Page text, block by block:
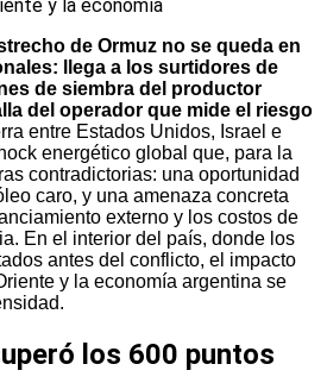
de Ormuz no se queda en
llega a los surtidores de
de siembra del productor
del operador que mide el riesgo
entre Estados Unidos, Israel e
energético global que, para la
contradictorias: una oportunidad
caro, y una amenaza concreta
externo y los costos de
En el interior del país, donde los
antes del conflicto, el impacto
y la economía argentina se
los 600 puntos